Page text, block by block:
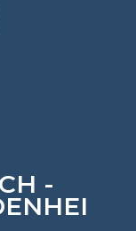
-